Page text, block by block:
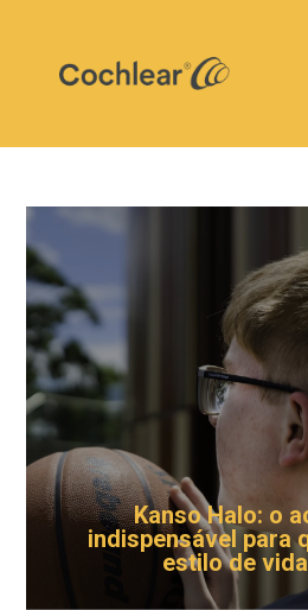
Kanso Halo: o
indispensável para
estilo de